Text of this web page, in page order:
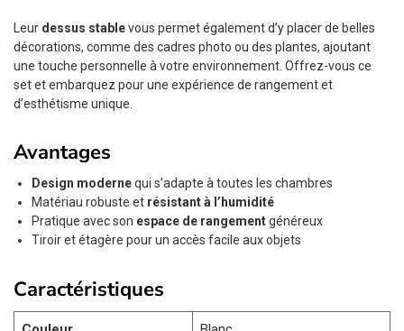
Leur dessus stablevous permet également d’y placer de belles
décorations, comme des cadres photo ou des plantes, ajoutant
une touche personnelle à votre environnement. Offrez-vous ce
set et embarquez pour une expérience de rangement et
d’esthétisme unique.
Avantages
Design modernequi s’adapte à toutes les chambres
Matériau robuste et résistant à l’humidité
Pratique avec son espace de rangementgénéreux
Tiroir et étagère pour un accès facile aux objets
Caractéristiques